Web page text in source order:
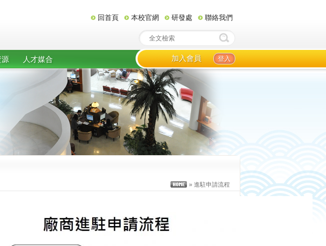
回首頁 本校官網 研發處 聯絡我們
加入會員 登入
源 人才媒合
» 進駐申請流程